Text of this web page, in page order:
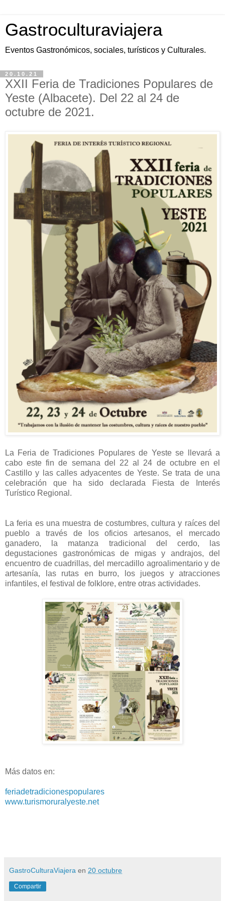
Gastroculturaviajera
Eventos Gastronómicos, sociales, turísticos y Culturales.
20.10.21
XXII Feria de Tradiciones Populares de
Yeste (Albacete). Del 22 al 24 de
octubre de 2021.
La Feria de Tradiciones Populares de Yeste se llevará a
cabo este fin de semana del 22 al 24 de octubre en el
Castillo y las calles adyacentes de Yeste. Se trata de una
celebración que ha sido declarada Fiesta de Interés
Turístico Regional.
La feria es una muestra de costumbres, cultura y raíces del
pueblo a través de los oficios artesanos, el mercado
ganadero, la matanza tradicional del cerdo, las
degustaciones gastronómicas de migas y andrajos, del
encuentro de cuadrillas, del mercadillo agroalimentario y de
artesanía, las rutas en burro, los juegos y atracciones
infantiles, el festival de folklore, entre otras actividades.
Más datos en:
feriadetradicionespopulares
www.turismoruralyeste.net
GastroCulturaViajera en 20 octubre
Compartir